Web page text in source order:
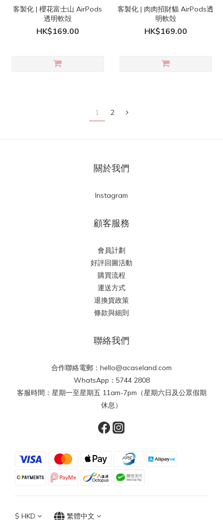
客製化 | 櫻花富士山 AirPods
透明軟殻
HK$169.00
客製化 | 肉肉招財貓 AirPods透
明軟殻
HK$169.00
1 2
關於我們
Instagram
顧客服務
會員計劃
好評回圖活動
購買流程
運送方式
退換貨政策
條款與細則
聯絡我們
合作聯絡電郵：hello@acaseland.com
WhatsApp：5744 2808
客服時間：星期一至星期五 11am-7pm（星期六日及公眾假期
休息）
$ HKD 繁體中文